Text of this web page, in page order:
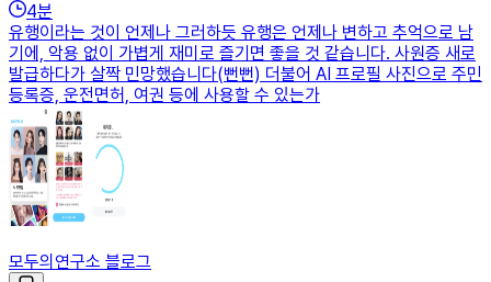
4분
유행이라는 것이 언제나 그러하듯 유행은 언제나 변하고 추억으로 남
기에, 악용 없이 가볍게 재미로 즐기면 좋을 것 같습니다. 사원증 새로
발급하다가 살짝 민망했습니다(뻔뻔) 더불어 AI 프로필 사진으로 주민
등록증, 운전면허, 여권 등에 사용할 수 있는가
모두의연구소 블로그